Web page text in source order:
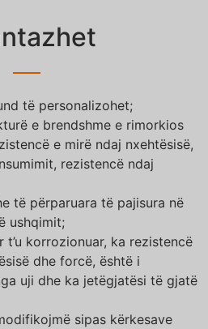
të personalizohet;
e brendshme e rimorkios
e mirë ndaj nxehtësisë,
rezistencë ndaj
të përparuara të pajisura në
ushqimit;
t’u korrozionuar, ka rezistencë
dhe forcë, është i
uji dhe ka jetëgjatësi të gjatë
sipas kërkesave